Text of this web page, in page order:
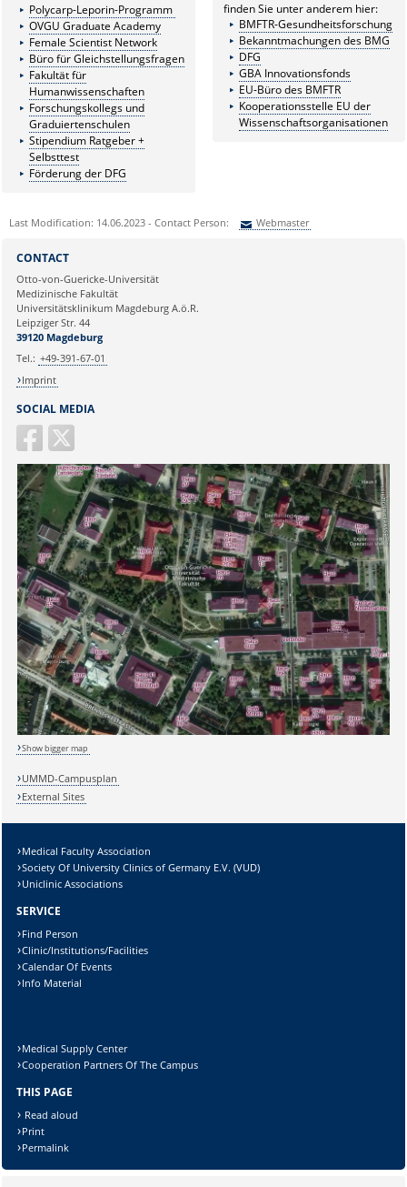
Polycarp-Leporin-Programm
OVGU Graduate Academy
Female Scientist Network
Büro für Gleichstellungsfragen
Fakultät für
Humanwissenschaften
Forschungskollegs und
Graduiertenschulen
Stipendium Ratgeber +
Selbsttest
Förderung der DFG
finden Sie unter anderem hier:
BMFTR-Gesundheitsforschung
Bekanntmachungen des BMG
DFG
GBA Innovationsfonds
EU-Büro des BMFTR
Kooperationsstelle EU der
Wissenschaftsorganisationen
Last Modification: 14.06.2023 - Contact Person: Webmaster
Ihre E-Mailadresse:
Ihr Anliegen:
Sicherheitsabfrage:
Lösung:
SOCIAL MEDIA
CONTACT
Otto-von-Guericke-Universität
Medizinische Fakultät
Universitätsklinikum Magdeburg A.ö.R.
Leipziger Str. 44
39120 Magdeburg
Tel.: +49-391-67-01
Imprint
Show bigger map
UMMD-Campusplan
External Sites
Medical Faculty Association
Society Of University Clinics of Germany E.V. (VUD)
Uniclinic Associations
SERVICE
Find Person
Clinic/Institutions/Facilities
Calendar Of Events
Info Material
Medical Supply Center
Cooperation Partners Of The Campus
THIS PAGE
Read aloud
Print
Permalink